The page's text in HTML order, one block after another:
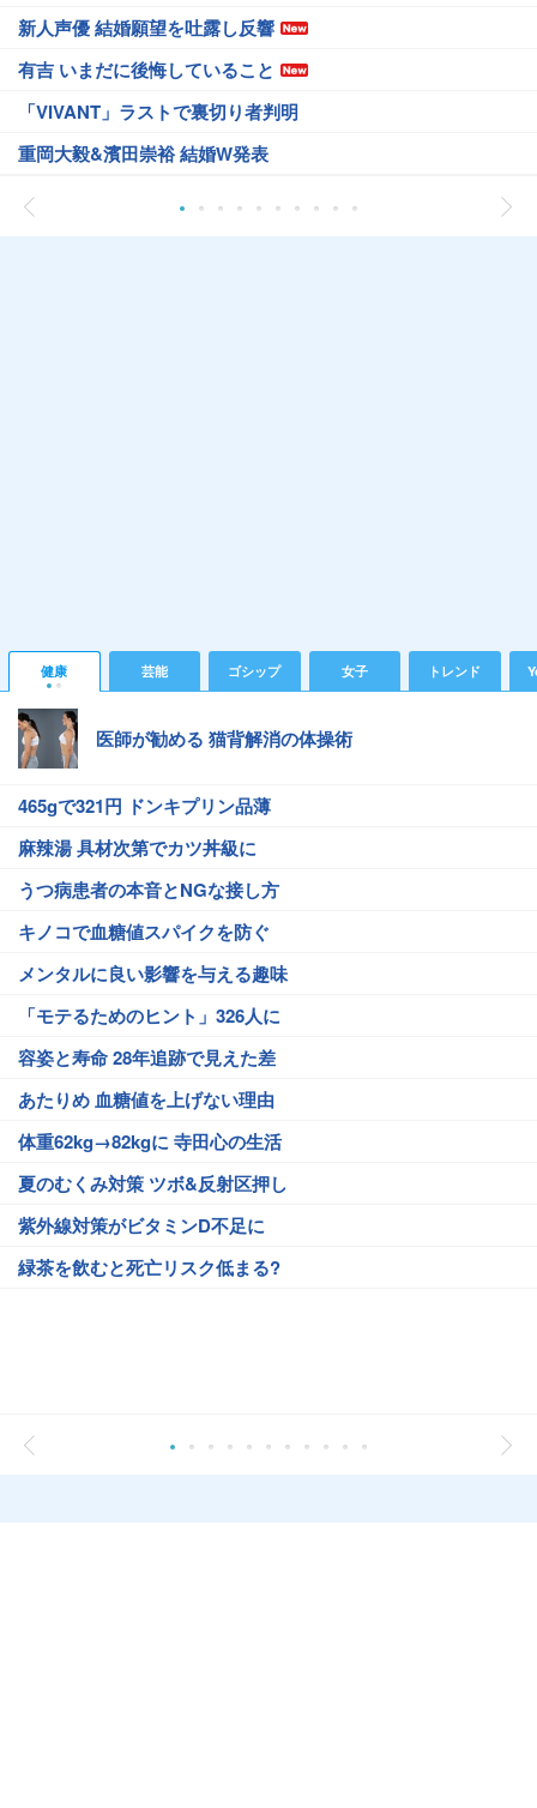
新人声優 結婚願望を吐露し反響
有吉 いまだに後悔していること
「VIVANT」ラストで裏切り者判明
重岡大毅&濱田崇裕 結婚W発表
健康 芸能 ゴシップ 女子 トレンド
医師が勧める 猫背解消の体操術
465gで321円 ドンキプリン品薄
麻辣湯 具材次第でカツ丼級に
うつ病患者の本音とNGな接し方
キノコで血糖値スパイクを防ぐ
メンタルに良い影響を与える趣味
「モテるためのヒント」326人に
容姿と寿命 28年追跡で見えた差
あたりめ 血糖値を上げない理由
体重62kg→82kgに 寺田心の生活
夏のむくみ対策 ツボ&反射区押し
紫外線対策がビタミンD不足に
緑茶を飲むと死亡リスク低まる?